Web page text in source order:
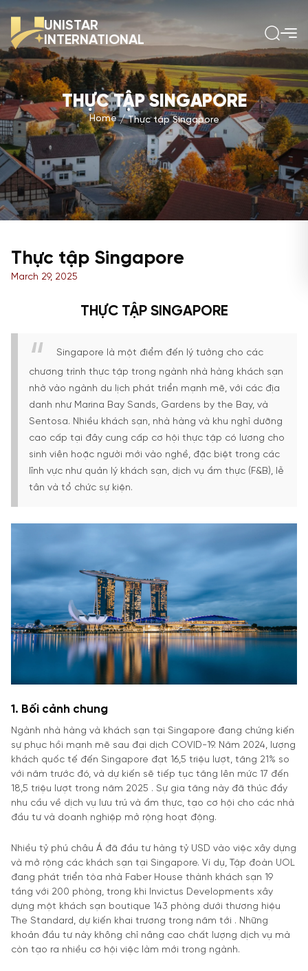
UNISTAR
INTERNATIONAL
THỰC TẬP SINGAPORE
Home Thực tập Singapore
Thực tập Singapore
March 29, 2025
THỰC TẬP SINGAPORE
Singapore là một điểm đến lý tưởng cho các
chương trình thực tập trong ngành nhà hàng khách sạn
nhờ vào ngành du lịch phát triển mạnh mẽ, với các địa
danh như Marina Bay Sands, Gardens by the Bay, và
Sentosa. Nhiều khách sạn, nhà hàng và khu nghỉ dưỡng
cao cấp tại đây cung cấp cơ hội thực tập có lương cho
sinh viên hoặc người mới vào nghề, đặc biệt trong các
lĩnh vực như quản lý khách sạn, dịch vụ ẩm thực (F&B), lễ
tân và tổ chức sự kiện.
1. Bối cảnh chung
Ngành nhà hàng và khách sạn tại Singapore đang chứng kiến
sự phục hồi mạnh mẽ sau đại dịch COVID-19. Năm 2024, lượng
khách quốc tế đến Singapore đạt 16,5 triệu lượt, tăng 21% so
với năm trước đó, và dự kiến sẽ tiếp tục tăng lên mức 17 đến
18,5 triệu lượt trong năm 2025 . Sự gia tăng này đã thúc đẩy
nhu cầu về dịch vụ lưu trú và ẩm thực, tạo cơ hội cho các nhà
đầu tư và doanh nghiệp mở rộng hoạt động.​
Nhiều tỷ phú châu Á đã đầu tư hàng tỷ USD vào việc xây dựng
và mở rộng các khách sạn tại Singapore. Ví dụ, Tập đoàn UOL
đang phát triển tòa nhà Faber House thành khách sạn 19
tầng với 200 phòng, trong khi Invictus Developments xây
dựng một khách sạn boutique 143 phòng dưới thương hiệu
The Standard, dự kiến khai trương trong năm tới . Những
khoản đầu tư này không chỉ nâng cao chất lượng dịch vụ mà
còn tạo ra nhiều cơ hội việc làm mới trong ngành.